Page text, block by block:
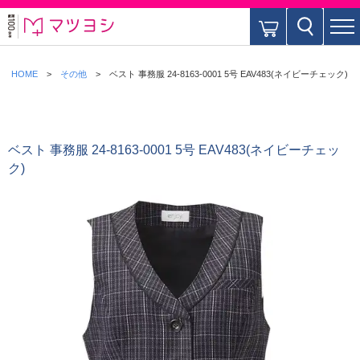
HOME その他 ベスト 事務服 24-8163-0001 5号 EAV483(ネイビーチェック)
ベスト 事務服 24-8163-0001 5号 EAV483(ネイビーチェッ
ク)